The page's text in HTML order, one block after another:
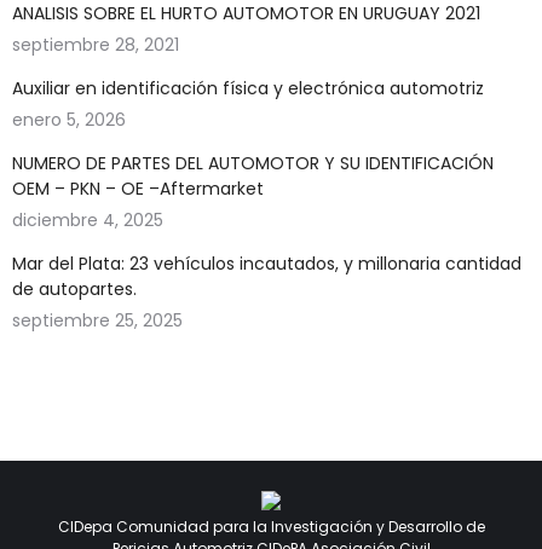
ANALISIS SOBRE EL HURTO AUTOMOTOR EN URUGUAY 2021
septiembre 28, 2021
Auxiliar en identificación física y electrónica automotriz
enero 5, 2026
NUMERO DE PARTES DEL AUTOMOTOR Y SU IDENTIFICACIÓN
OEM – PKN – OE –Aftermarket
diciembre 4, 2025
Mar del Plata: 23 vehículos incautados, y millonaria cantidad
de autopartes.
septiembre 25, 2025
CIDepa Comunidad para la Investigación y Desarrollo de